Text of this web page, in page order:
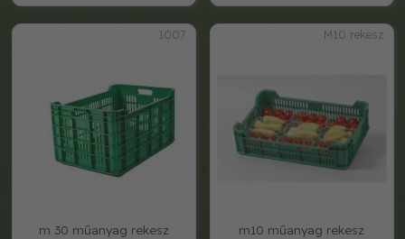
1007
m 30 műanyag rekesz
M10 rekesz
m10 műanyag rekesz